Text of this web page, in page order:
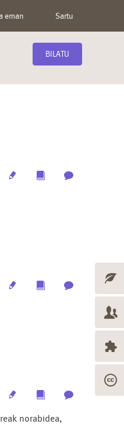
eman Sartu
BILATU
MultimediaArchive
MultimediaArchive
MultimediaArchive
norabidea,